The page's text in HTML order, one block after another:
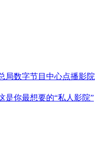
局数字节目中心点播影院
是你最想要的“私人影院”